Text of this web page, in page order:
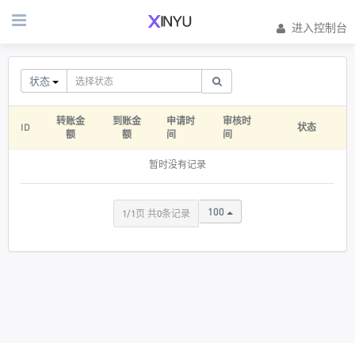
进入控制台
状态
ID
转账金
额
到账金
额
申请时
间
审核时
间
状态
暂时没有记录
1/1页 共0条记录 100